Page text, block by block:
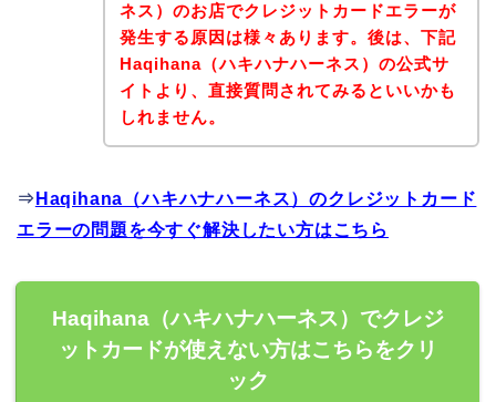
ネス）のお店でクレジットカードエラーが
発生する原因は様々あります。後は、下記
Haqihana（ハキハナハーネス）の公式サ
イトより、直接質問されてみるといいかも
しれません。
⇒ Haqihana（ハキハナハーネス）のクレジットカード
エラーの問題を今すぐ解決したい方はこちら
Haqihana（ハキハナハーネス）でクレジ
ットカードが使えない方はこちらをクリ
ック